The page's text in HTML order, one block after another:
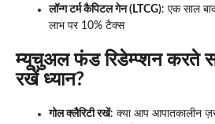
लॉन्ग टर्म कैपिटल गेन (LTCG): एक साल
लाभ पर 10% टैक्स
म्यूचुअल फंड रिडेम्प्शन करते
रखें ध्यान?
गोल क्लैरिटी रखें: क्या आप आपातकालीन